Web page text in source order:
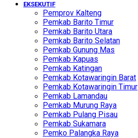
EKSEKUTIF
Pemprov Kalteng
Pemkab Barito Timur
Pemkab Barito Utara
Pemkab Barito Selatan
Pemkab Gunung Mas
Pemkab Kapuas
Pemkab Katingan
Pemkab Kotawaringin Barat
Pemkab Kotawaringin Timur
Pemkab Lamandau
Pemkab Murung Raya
Pemkab Pulang Pisau
Pemkab Sukamara
Pemko Palangka Raya